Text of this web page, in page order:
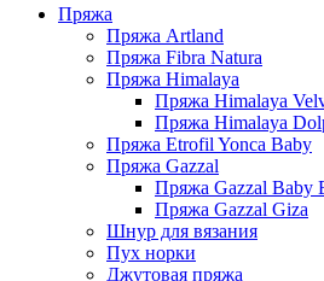
Пряжа
Пряжа Artland
Пряжа Fibra Natura
Пряжа Himalaya
Пряжа Himalaya
Пряжа Himalaya
Пряжа Etrofil Yonca Baby
Пряжа Gazzal
Пряжа Gazzal Baby
Пряжа Gazzal Giza
Шнур для вязания
Пух норки
Джутовая пряжа